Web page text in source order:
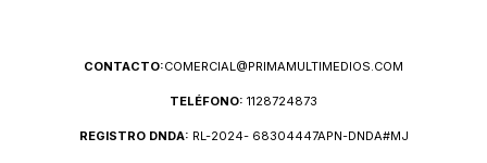
CONTACTO:COMERCIAL@PRIMAMULTIMEDIOS.COM
TELÉFONO: 1128724873
REGISTRO DNDA: RL-2024- 68304447APN-DNDA#MJ